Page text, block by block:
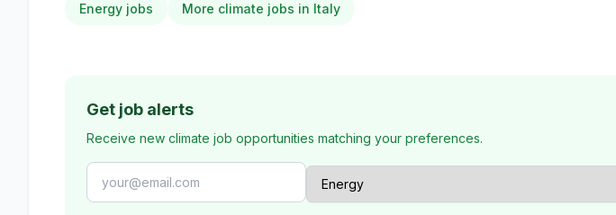
Energy jobs More climate jobs in Italy
Get job alerts
Receive new climate job opportunities matching your preferences.